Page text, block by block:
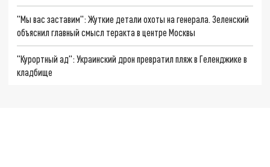
"Мы вас заставим": Жуткие детали охоты на генерала. Зеленский
объяснил главный смысл теракта в центре Москвы
"Курортный ад": Украинский дрон превратил пляж в Геленджике в
кладбище